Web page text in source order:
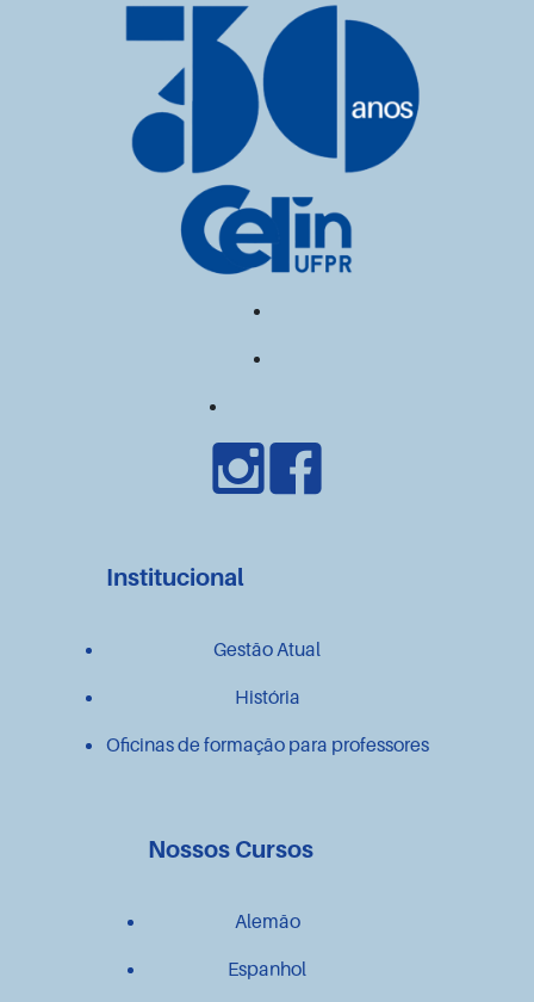
Institucional
Gestão Atual
História
Oficinas de formação para professores
Nossos Cursos
Alemão
Espanhol